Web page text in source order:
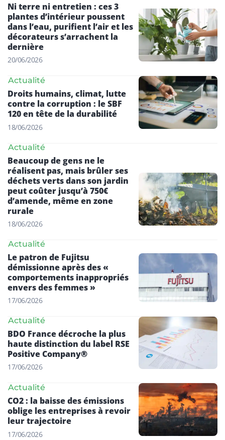
Ni terre ni entretien : ces 3
plantes d’intérieur poussent
dans l’eau, purifient l’air et les
décorateurs s’arrachent la
dernière
20/06/2026
Actualité
Droits humains, climat, lutte
contre la corruption : le SBF
120 en tête de la durabilité
18/06/2026
Actualité
Beaucoup de gens ne le
réalisent pas, mais brûler ses
déchets verts dans son jardin
peut coûter jusqu’à 750€
d’amende, même en zone
rurale
18/06/2026
Actualité
Le patron de Fujitsu
démissionne après des «
comportements inappropriés
envers des femmes »
17/06/2026
Actualité
BDO France décroche la plus
haute distinction du label RSE
Positive Company®
17/06/2026
Actualité
CO2 : la baisse des émissions
oblige les entreprises à revoir
leur trajectoire
17/06/2026